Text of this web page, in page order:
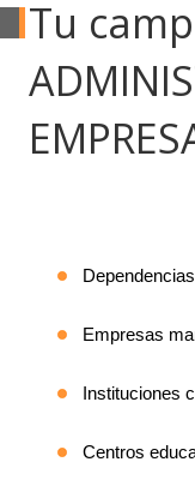
Tu
Empresas
Instituciones
Centros